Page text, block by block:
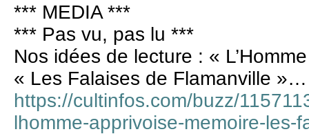
*** MEDIA ***
*** Pas vu, pas lu ***
Nos idées de lecture : «
« Les Falaises de Flamanville »…
https://cultinfos.com/buzz/
lhomme-apprivoise-memoire-les-